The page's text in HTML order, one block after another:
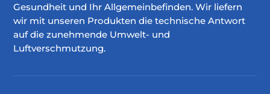
Gesundheit und Ihr Allgemeinbefinden. Wir liefern
wir mit unseren Produkten die technische Antwort
auf die zunehmende Umwelt- und
Luftverschmutzung.